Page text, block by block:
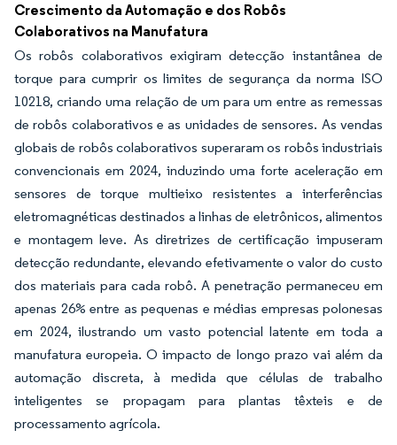
Crescimento da Automação e dos Robôs
Colaborativos na Manufatura
Os robôs colaborativos exigiram detecção instantânea de
torque para cumprir os limites de segurança da norma ISO
10218, criando uma relação de um para um entre as remessas
de robôs colaborativos e as unidades de sensores. As vendas
globais de robôs colaborativos superaram os robôs industriais
convencionais em 2024, induzindo uma forte aceleração em
sensores de torque multieixo resistentes a interferências
eletromagnéticas destinados a linhas de eletrônicos, alimentos
e montagem leve. As diretrizes de certificação impuseram
detecção redundante, elevando efetivamente o valor do custo
dos materiais para cada robô. A penetração permaneceu em
apenas 26% entre as pequenas e médias empresas polonesas
em 2024, ilustrando um vasto potencial latente em toda a
manufatura europeia. O impacto de longo prazo vai além da
automação discreta, à medida que células de trabalho
inteligentes se propagam para plantas têxteis e de
processamento agrícola.